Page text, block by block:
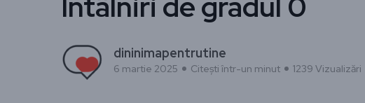
dininimapentrutine
6 martie 2025 Citești într-un minut 1239 Vizualizări